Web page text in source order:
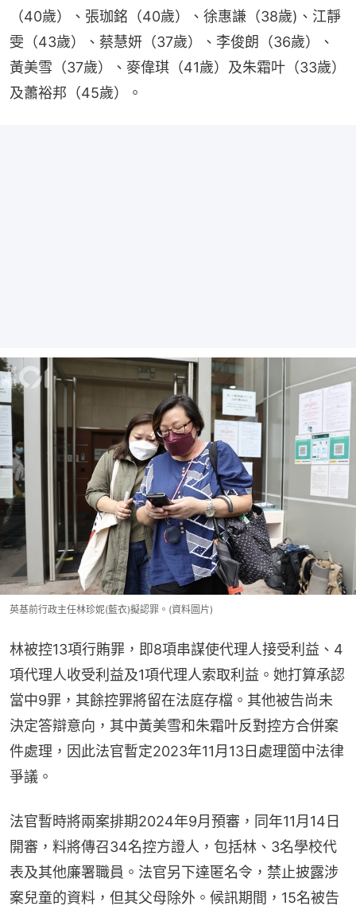
（40歲）、張珈銘（40歲）、徐惠謙（38歲)、江靜
雯（43歲）、蔡慧妍（37歲）、李俊朗（36歲）、
黃美雪（37歲）、麥偉琪（41歲）及朱霜叶（33歲）
及蕭裕邦（45歲）。
英基前行政主任林珍妮(藍衣)擬認罪。(資料圖片)
林被控13項行賄罪，即8項串謀使代理人接受利益、4
項代理人收受利益及1項代理人索取利益。她打算承認
當中9罪，其餘控罪將留在法庭存檔。其他被告尚未
決定答辯意向，其中黃美雪和朱霜叶反對控方合併案
件處理，因此法官暫定2023年11月13日處理箇中法律
爭議。
法官暫時將兩案排期2024年9月預審，同年11月14日
開審，料將傳召34名控方證人，包括林、3名學校代
表及其他廉署職員。法官另下達匿名令，禁止披露涉
案兒童的資料，但其父母除外。候訊期間，15名被告